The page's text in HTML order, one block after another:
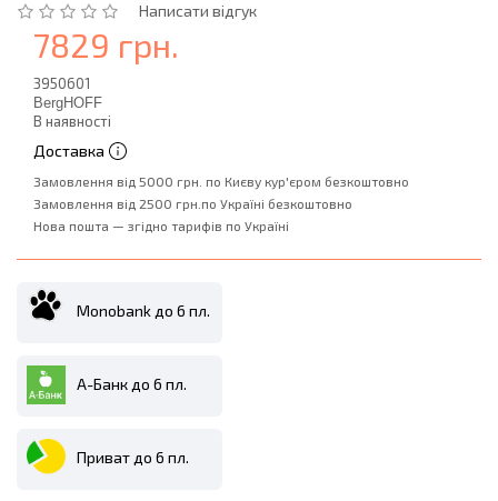
Написати відгук
7829 грн.
3950601
BergHOFF
В наявності
Доставка
Замовлення від 5000 грн. по Києву кур'єром безкоштовно
Замовлення від 2500 грн.по Україні безкоштовно
Нова пошта — згідно тарифів по Україні
Monobank до 6 пл.
А-Банк до 6 пл.
Приват до 6 пл.